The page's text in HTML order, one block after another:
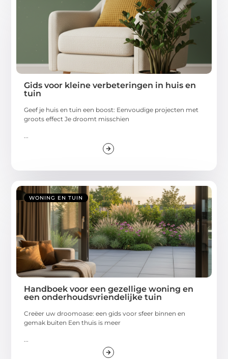
Gids voor kleine verbeteringen in huis en
tuin
Geef je huis en tuin een boost: Eenvoudige projecten met
groots effect Je droomt misschien
WONING EN TUIN
Handboek voor een gezellige woning en
een onderhoudsvriendelijke tuin
Creëer uw droomoase: een gids voor sfeer binnen en
gemak buiten Een thuis is meer